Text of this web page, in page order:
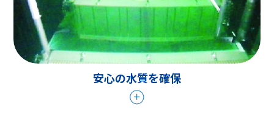
安心の水質を確保